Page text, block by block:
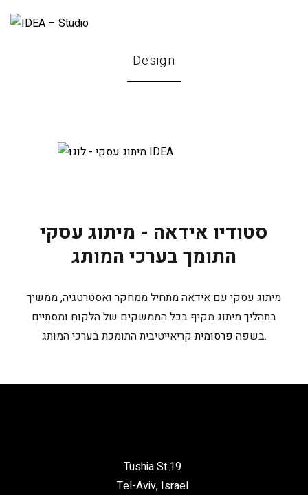
Design
סטודיו אידאה - מיתוג עסקי
התומך בערכי המותג
מיתוג עסקי עם אידאה מתחיל ממחקר ואסטרטגיה, ממשיך
בתהליך מיתוג מקיף בכל הממשקים של הלקוח ומסתיים
בשפה פרסומית קריאייטיבית התומכת בערכי המותג.
Tushia St.19
Tel-Aviv, Israel